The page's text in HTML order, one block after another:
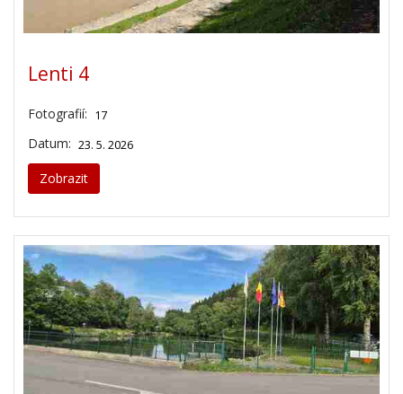
Lenti 4
Fotografií: 17
Datum: 23. 5. 2026
Zobrazit